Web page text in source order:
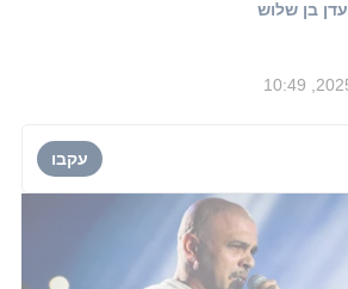
עדן בן שלוש
עקבו